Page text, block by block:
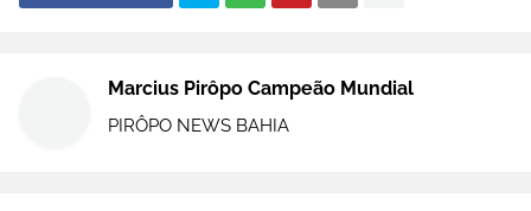
Marcius Pirôpo Campeão Mundial
PIRÔPO NEWS BAHIA